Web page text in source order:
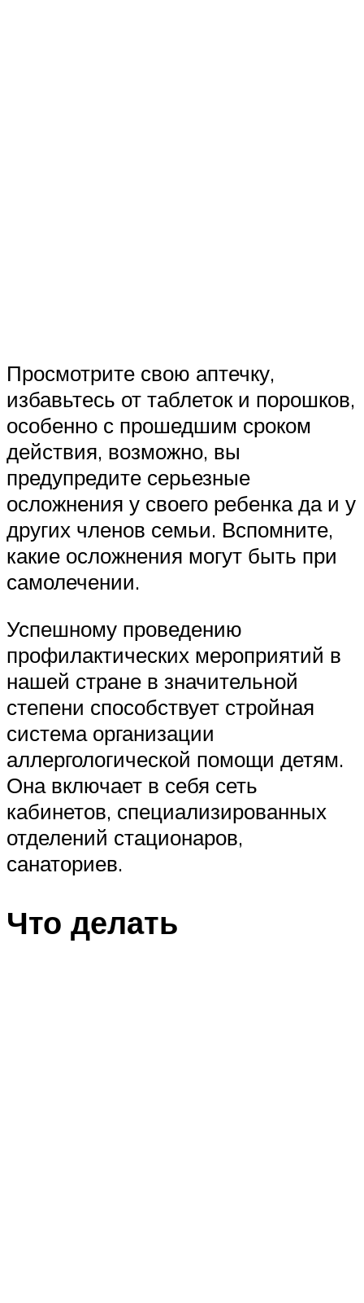
Просмотрите свою аптечку,
избавьтесь от таблеток и порошков,
особенно с прошедшим сроком
действия, возможно, вы
предупредите серьезные
осложнения у своего ребенка да и у
других членов семьи. Вспомните,
какие осложнения могут быть при
самолечении.
Успешному проведению
профилактических мероприятий в
нашей стране в значительной
степени способствует стройная
система организации
аллергологической помощи детям.
Она включает в себя сеть
кабинетов, специализированных
отделений стационаров,
санаториев.
Что делать